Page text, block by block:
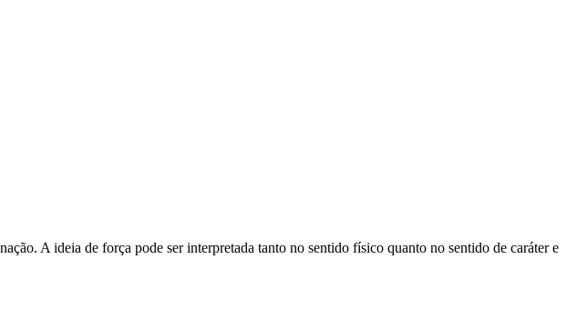
A ideia de força pode ser interpretada tanto no sentido físico quanto no sentido de caráter e